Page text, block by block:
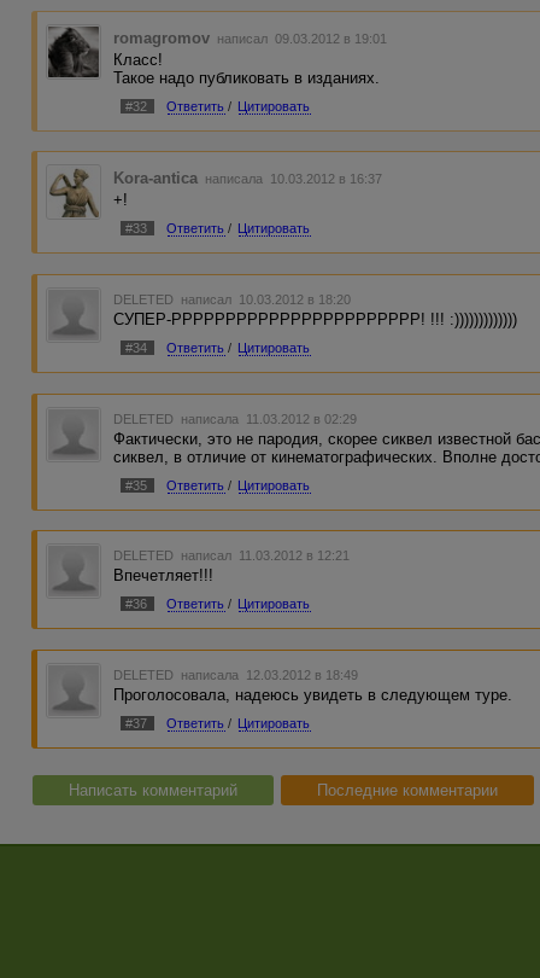
romagromov написал 09.03.2012 в 19:01
Класс!
Такое надо публиковать в изданиях.
#32 Ответить / Цитировать
Kora-antica написала 10.03.2012 в 16:37
+!
#33 Ответить / Цитировать
DELETED написал 10.03.2012 в 18:20
СУПЕР-РРРРРРРРРРРРРРРРРРРРРРР! !!! :)))))))))))))
#34 Ответить / Цитировать
DELETED написала 11.03.2012 в 02:29
Фактически, это не пародия, скорее сиквел известной
сиквел, в отличие от кинематографических. Вполне
#35 Ответить / Цитировать
DELETED написал 11.03.2012 в 12:21
Впечетляет!!!
#36 Ответить / Цитировать
DELETED написала 12.03.2012 в 18:49
Проголосовала, надеюсь увидеть в следующем туре.
#37 Ответить / Цитировать
Написать комментарий Последние комментарии